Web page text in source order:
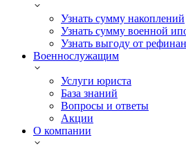
Узнать сумму накоплений
Узнать сумму военной
Узнать выгоду от
Военнослужащим
Услуги юриста
База знаний
Вопросы и ответы
Акции
О компании